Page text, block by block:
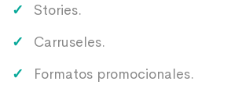
Stories.
Carruseles.
Formatos promocionales.